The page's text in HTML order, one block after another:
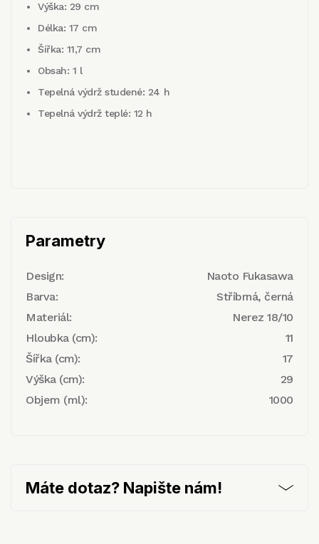
Výška: 29 cm
Délka: 17 cm
Šířka: 11,7 cm
Obsah: 1 l
Tepelná výdrž studené: 24 h
Tepelná výdrž teplé: 12 h
Parametry
Design:
Naoto Fukasawa
Barva:
Stříbrná, černá
Materiál:
Nerez 18/10
Hloubka (cm):
11
Šířka (cm):
17
Výška (cm):
29
Objem (ml):
1000
Máte dotaz? Napište nám!